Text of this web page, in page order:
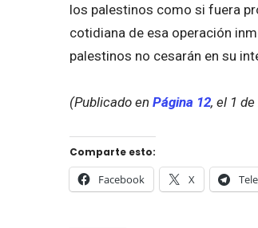
los palestinos como si fuera
cotidiana de esa operación
palestinos no cesarán en su
(Publicado en Página 12, el 1
Comparte esto:
Facebook X